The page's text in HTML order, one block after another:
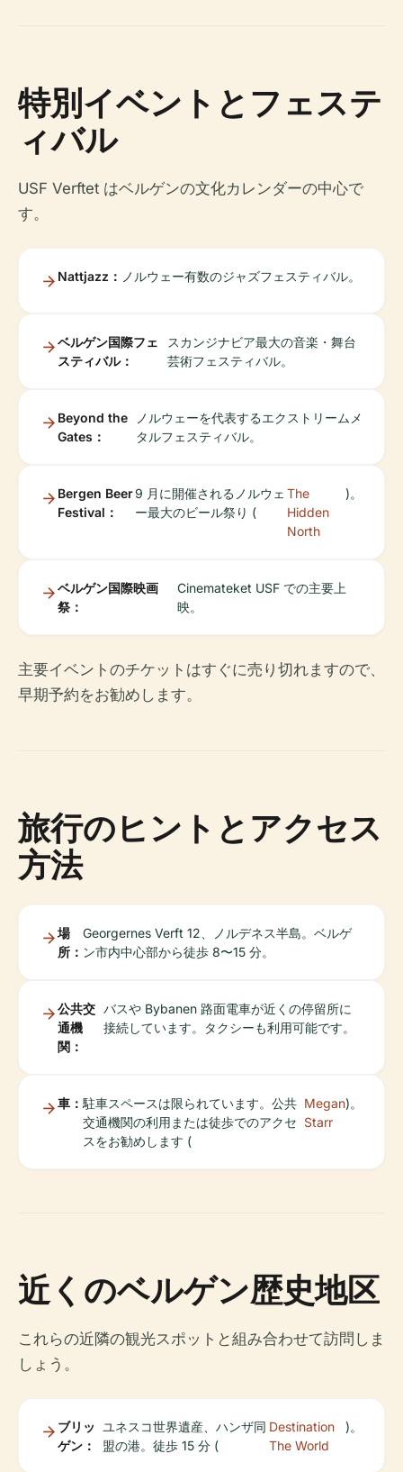
特別イベントとフェステ
ィバル
USF Verftet はベルゲンの文化カレンダーの中心で
す。
Nattjazz： ノルウェー有数のジャズフェスティバル。
ベルゲン国際フェ
スティバル：
スカンジナビア最大の音楽・舞台
芸術フェスティバル。
Beyond the
Gates：
ノルウェーを代表するエクストリームメ
タルフェスティバル。
Bergen Beer
Festival：
9 月に開催されるノルウェ
ー最大のビール祭り (
The
Hidden
North
)。
ベルゲン国際映画
祭：
Cinemateket USF での主要上
映。
主要イベントのチケットはすぐに売り切れますので、
早期予約をお勧めします。
旅行のヒントとアクセス
方法
場
所：
Georgernes Verft 12、ノルデネス半島。ベルゲ
ン市内中心部から徒歩 8〜15 分。
公共交
通機
関：
バスや Bybanen 路面電車が近くの停留所に
接続しています。タクシーも利用可能です。
車： 駐車スペースは限られています。公共
交通機関の利用または徒歩でのアクセ
スをお勧めします (
Megan
Starr
)。
近くのベルゲン歴史地区
これらの近隣の観光スポットと組み合わせて訪問しま
しょう。
ブリッ
ゲン：
ユネスコ世界遺産、ハンザ同
盟の港。徒歩 15 分 (
Destination
The World
)。